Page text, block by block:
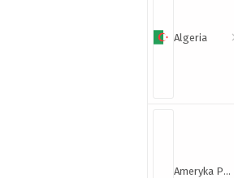
Algeria
Ameryka Północna i Południowa